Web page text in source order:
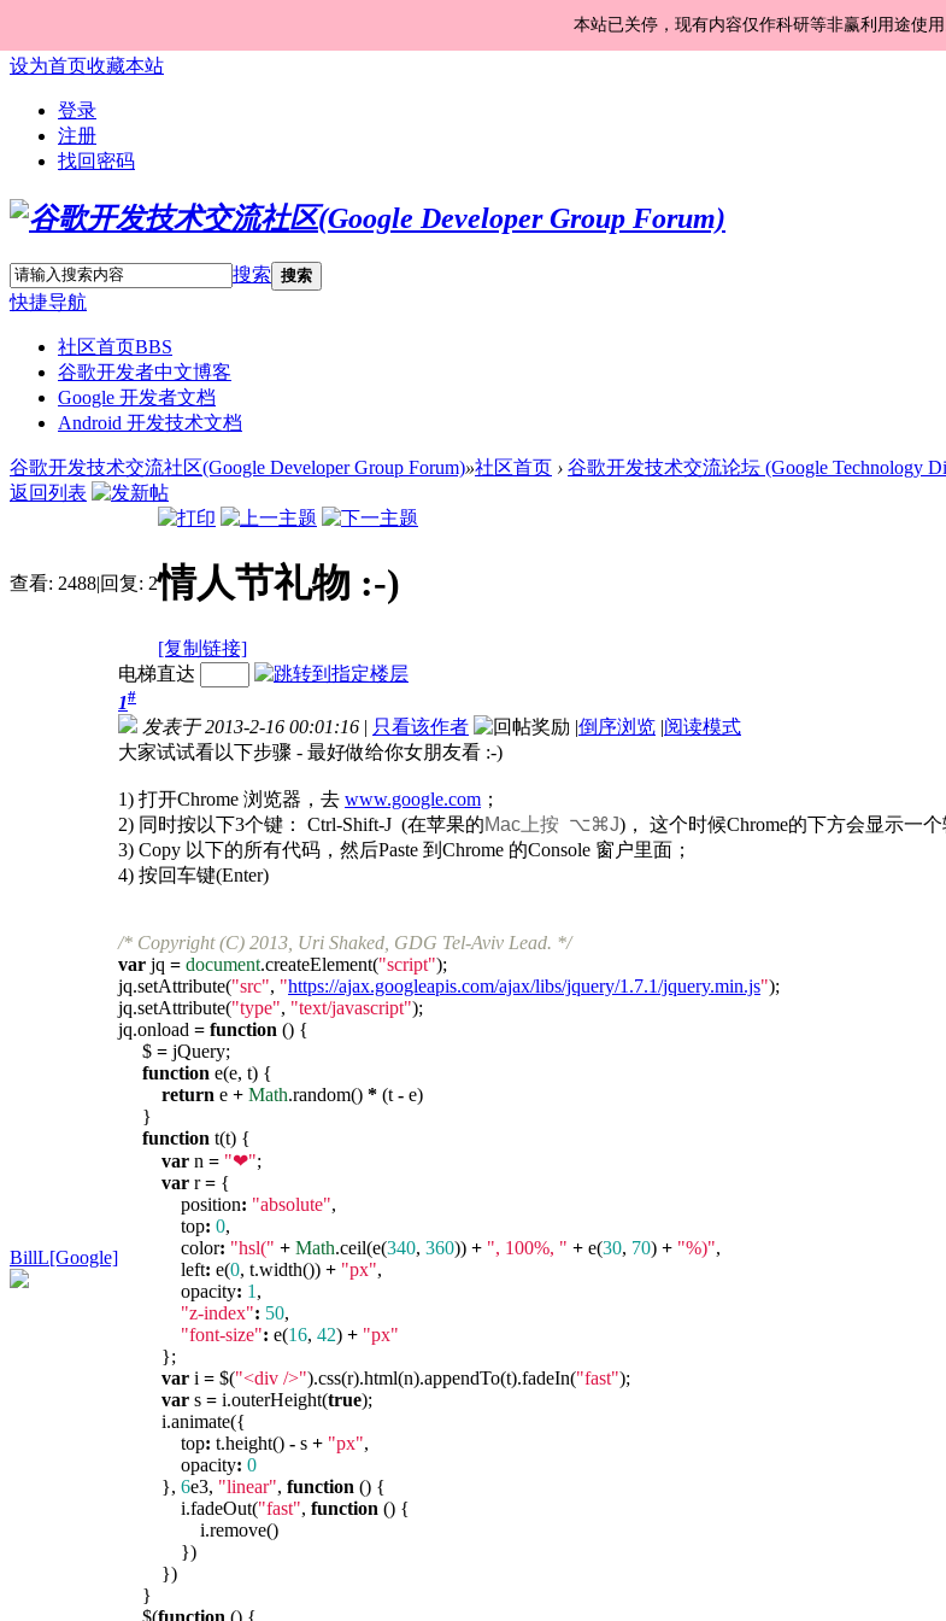
本站已关停，现有内容仅作科研等非赢利用途使用
设为首页收藏本站
登录
注册
找回密码
搜索 搜索
快捷导航
社区首页BBS
谷歌开发者中文博客
Google 开发者文档
Android 开发技术文档
谷歌开发技术交流社区(Google Developer Group Forum)»社区首页 › 谷歌开发技术交流论坛 (Google Technology
返回列表
查看: 2488|回复: 2情人节礼物 :-)
[复制链接]
BillL[Google]
电梯直达
1#
发表于 2013-2-16 00:01:16 | 只看该作者 |倒序浏览 |阅读模式
大家试试看以下步骤 - 最好做给你女朋友看 :-)
1) 打开Chrome 浏览器，去 www.google.com ；
2) 同时按以下3个键： Ctrl-Shift-J (在苹果的Mac上按 ⌥⌘J)， 这个时候Chrome的下方会显示一个
3) Copy 以下的所有代码，然后Paste 到Chrome 的Console 窗户里面；
4) 按回车键(Enter)
/* Copyright (C) 2013, Uri Shaked, GDG Tel-Aviv Lead. */
var jq = document.createElement("script");
jq.setAttribute("src", "https://ajax.googleapis.com/ajax/libs/jquery/1.7.1/jquery.min.js");
jq.setAttribute("type", "text/javascript");
jq.onload = function () {
$ = jQuery;
function e(e, t) {
return e + Math.random() * (t - e)
}
function t(t) {
var n = "❤";
var r= {
position: "absolute",
top: 0,
color: "hsl(" + Math.ceil(e(340, 360)) + ", 100%, " + e(30, 70) + "%)",
left: e(0, t.width()) + "px",
opacity: 1 ,
"z-index": 50,
"font-size": e(16, 42) + "px"
};
var i = $("<div />").css(r).html(n).appendTo(t).fadeIn("fast");
var s = i.outerHeight(true);
i.animate({
top: t.height() - s + "px",
opacity: 0
}, 6e3, "linear", function () {
i.fadeOut("fast", function () {
i.remove()
})
})
}